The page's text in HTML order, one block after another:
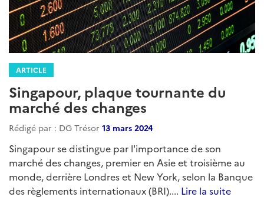
ARTICLE
Singapour, plaque tournante du
marché des changes
Rédigé par : DG Trésor 13 mars 2024
Singapour se distingue par l'importance de son
marché des changes, premier en Asie et troisième au
monde, derrière Londres et New York, selon la Banque
des règlements internationaux (BRI).... Lire la suite